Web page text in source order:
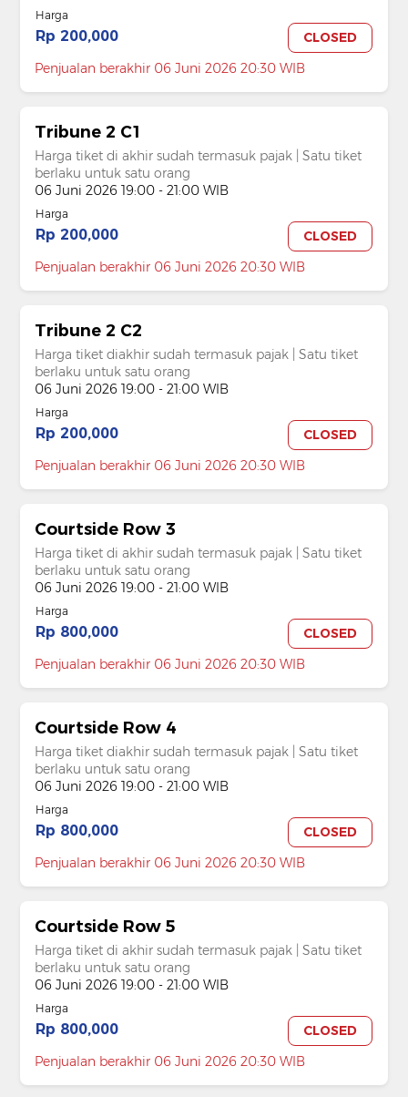
Harga
Rp 200,000
CLOSED
Penjualan berakhir 06 Juni 2026 20:30 WIB
Tribune 2 C1
Harga tiket di akhir sudah termasuk pajak | Satu tiket
berlaku untuk satu orang
06 Juni 2026 19:00 - 21:00 WIB
Harga
Rp 200,000
CLOSED
Penjualan berakhir 06 Juni 2026 20:30 WIB
Tribune 2 C2
Harga tiket diakhir sudah termasuk pajak | Satu tiket
berlaku untuk satu orang
06 Juni 2026 19:00 - 21:00 WIB
Harga
Rp 200,000
CLOSED
Penjualan berakhir 06 Juni 2026 20:30 WIB
Courtside Row 3
Harga tiket di akhir sudah termasuk pajak | Satu tiket
berlaku untuk satu orang
06 Juni 2026 19:00 - 21:00 WIB
Harga
Rp 800,000
CLOSED
Penjualan berakhir 06 Juni 2026 20:30 WIB
Courtside Row 4
Harga tiket diakhir sudah termasuk pajak | Satu tiket
berlaku untuk satu orang
06 Juni 2026 19:00 - 21:00 WIB
Harga
Rp 800,000
CLOSED
Penjualan berakhir 06 Juni 2026 20:30 WIB
Courtside Row 5
Harga tiket di akhir sudah termasuk pajak | Satu tiket
berlaku untuk satu orang
06 Juni 2026 19:00 - 21:00 WIB
Harga
Rp 800,000
CLOSED
Penjualan berakhir 06 Juni 2026 20:30 WIB